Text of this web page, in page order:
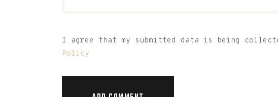
I agree that my submitted data is being
Policy